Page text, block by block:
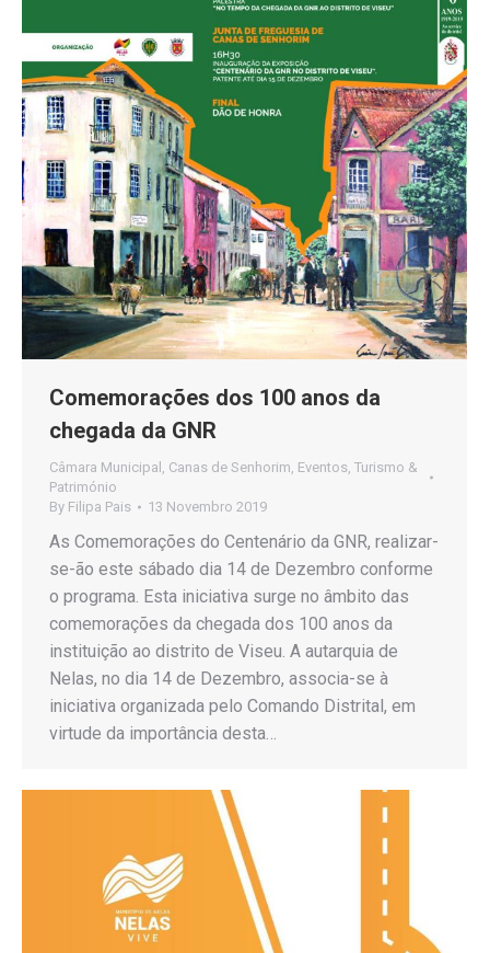
Comemorações dos 100 anos da
chegada da GNR
Câmara Municipal Canas de Senhorim Eventos Turismo &
Património
By Filipa Pais 13 Novembro 2019
As Comemorações do Centenário da GNR, realizar-
se-ão este sábado dia 14 de Dezembro conforme
o programa. Esta iniciativa surge no âmbito das
comemorações da chegada dos 100 anos da
instituição ao distrito de Viseu. A autarquia de
Nelas, no dia 14 de Dezembro, associa-se à
iniciativa organizada pelo Comando Distrital, em
virtude da importância desta…